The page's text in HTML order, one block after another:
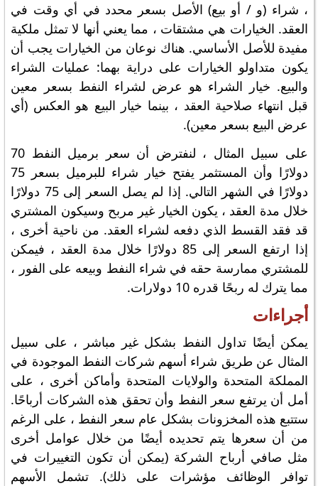
، شراء (و / أو بيع) الأصل بسعر محدد في أي وقت في
العقد. الخيارات هي مشتقات ، مما يعني أنها لا تمثل ملكية
مفيدة للأصل الأساسي. هناك نوعان من الخيارات يجب أن
يكون متداولو الخيارات على دراية بهما: عمليات الشراء
والبيع. خيار الشراء هو عرض لشراء النفط بسعر معين
قبل انتهاء صلاحية العقد ، بينما خيار البيع هو العكس (أي
عرض البيع بسعر معين).
على سبيل المثال ، لنفترض أن سعر برميل النفط 70
دولارًا وأن المستثمر يفتح خيار شراء للبرميل بسعر 75
دولارًا في الشهر التالي. إذا لم يصل السعر إلى 75 دولارًا
خلال مدة العقد ، يكون الخيار غير مربح وسيكون المشتري
قد فقد القسط الذي دفعه لشراء العقد. من ناحية أخرى ،
إذا ارتفع السعر إلى 85 دولارًا خلال مدة العقد ، فيمكن
للمشتري ممارسة حقه في شراء النفط وبيعه على الفور ،
مما يترك له ربحًا قدره 10 دولارات.
أجراءات
يمكن أيضًا تداول النفط بشكل غير مباشر ، على سبيل
المثال عن طريق شراء أسهم شركات النفط الموجودة في
المملكة المتحدة والولايات المتحدة وأماكن أخرى ، على
أمل أن يرتفع سعر النفط وأن تحقق هذه الشركات أرباحًا.
ستتبع هذه المخزونات بشكل عام سعر النفط ، على الرغم
من أن سعرها يتم تحديده أيضًا من خلال عوامل أخرى
مثل صافي أرباح الشركة (يمكن أن تكون التغييرات في
توافر الوظائف مؤشرات على ذلك). تشمل الأسهم